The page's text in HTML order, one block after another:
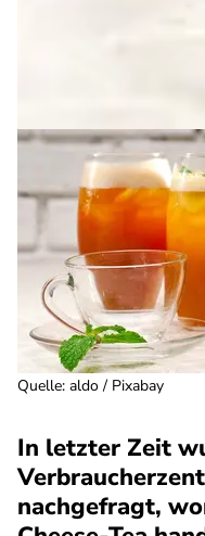
Quelle: aldo / Pixabay
In letzter Zeit
nachgefragt,